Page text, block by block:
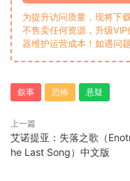
为提升访问质量，现将下
不售卖任何资源，升级
器维护运营成本！如遇问
叙事 恐怖 悬疑
上一篇
艾诺提亚：失落之歌（
he Last Song）中文版